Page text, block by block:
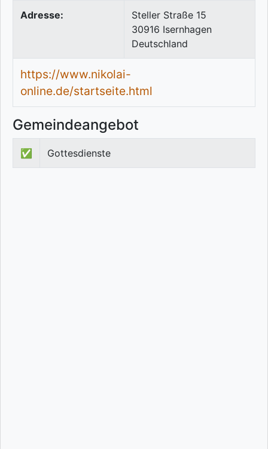
Adresse:
Steller Straße 15
30916 Isernhagen
Deutschland
https://www.nikolai-
online.de/startseite.html
Gemeindeangebot
✅ Gottesdienste